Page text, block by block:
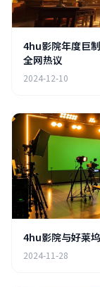
4hu影院年度巨
全网热议
2024-12-10
4hu影院与好莱
2024-11-28